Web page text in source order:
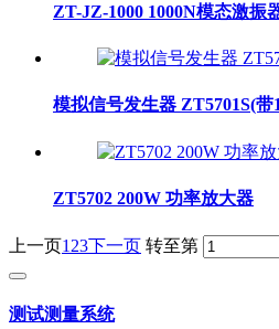
ZT-JZ-1000 1000N模态激振
模拟信号发生器 ZT5701S(带
ZT5702 200W 功率放大器
上一页1 23下一页 转至第
测试测量系统